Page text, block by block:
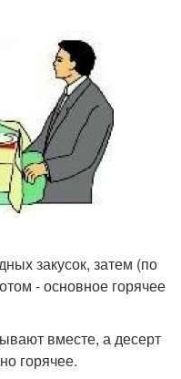
закусок, затем (по
- основное горячее
вместе, а десерт
горячее.